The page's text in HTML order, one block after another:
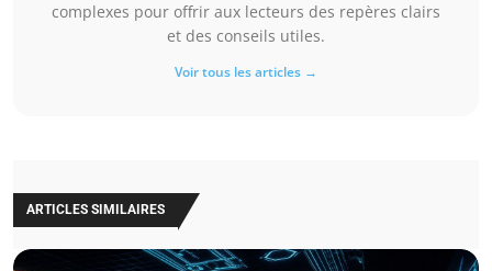
complexes pour offrir aux lecteurs des repères clairs
et des conseils utiles.
Voir tous les articles →
ARTICLES SIMILAIRES